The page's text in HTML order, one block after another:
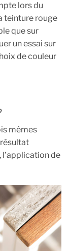
lors du
teinture rouge
que sur
un essai sur
de couleur
mêmes
de